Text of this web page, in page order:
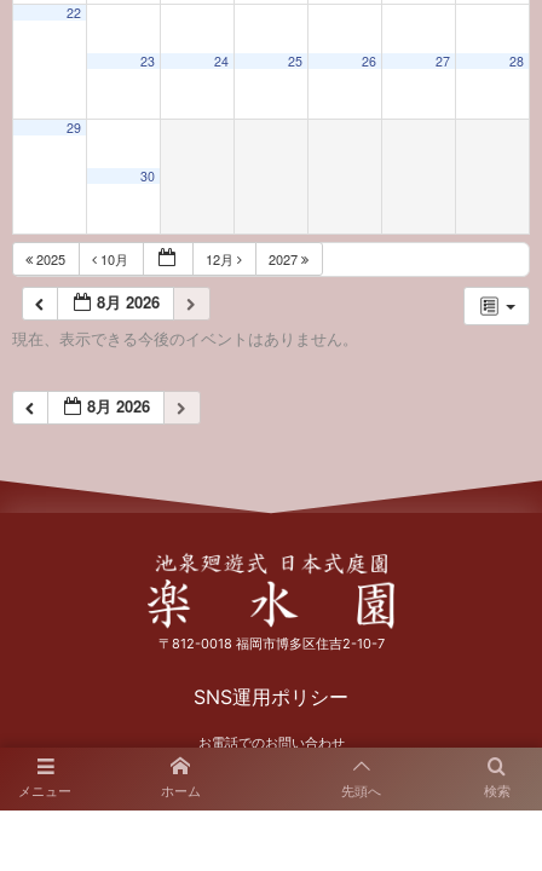
22
23 24 25 26 27 28
29
30
2025 10月 12月 2027
8月 2026
現在、表示できる今後のイベントはありません。
8月 2026
メニュー 検索
ホーム 先頭へ
〒812-0018 福岡市博多区住吉2-10-7
SNS運用ポリシー
お電話でのお問い合わせ
092-262-6665